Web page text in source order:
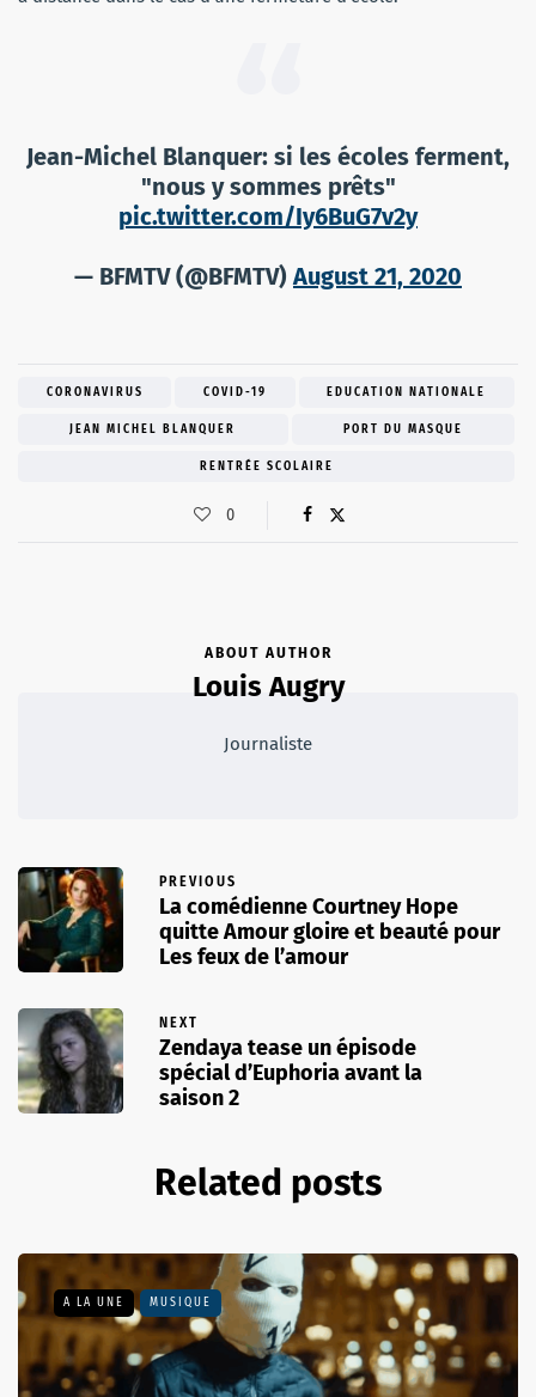
Jean-Michel Blanquer: si les écoles ferment,
"nous y sommes prêts"
pic.twitter.com/Iy6BuG7v2y
— BFMTV (@BFMTV)August 21, 2020
CORONAVIRUS COVID-19 EDUCATION NATIONALE
JEAN MICHEL BLANQUER PORT DU MASQUE
RENTRÉE SCOLAIRE
0
ABOUT AUTHOR
Louis Augry
Journaliste
PREVIOUS
La comédienne Courtney Hope
quitte Amour gloire et beauté pour
Les feux de l’amour
NEXT
Zendaya tease un épisode
spécial d’Euphoria avant la
saison 2
Related posts
A LA UNE MUSIQUE